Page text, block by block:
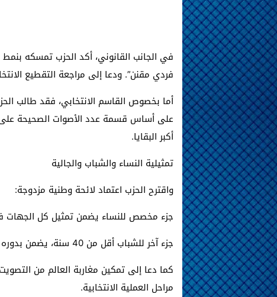
في الجانب القانوني، أكد الحزب تمسكه بنمط
فردي مقنن”. ودعا إلى مراجعة التقطيع
أما بخصوص القاسم الانتخابي، فقد طالب
على أساس قسمة عدد الأصوات الصحيحة على
أكبر البقايا.
تمثيلية النساء والشباب والجالية
واقترح الحزب اعتماد لائحة وطنية مزدوجة:
جزء مخصص للنساء يضمن تمثيل كل الجهات في
جزء آخر للشباب أقل من 40 سنة، يضمن بدوره تمثيل كافة الجهات في المقاعد الـ12 الأولى.
كما دعا إلى تمكين مغاربة العالم من
مراحل العملية الانتخابية.